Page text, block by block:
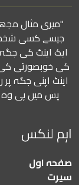
"میری مثال
جیسے کسی شخص
ایک اینٹ کی
کی خوبصورتی کی
اینٹ اپنی جگہ
پس میں ہی وہ
اہم لنکس
صفحہ اول
سیرت